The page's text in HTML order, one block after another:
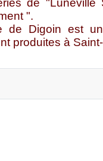
de
".
de Digoin est
produites à